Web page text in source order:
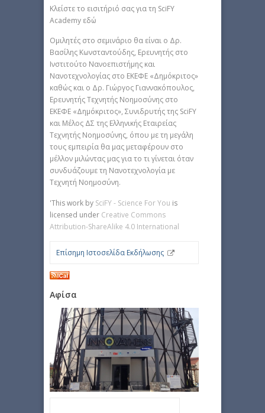
Κλείστε το εισιτήριό σας για τη SciFY
Academy εδώ
Ομιλητές στο σεμινάριο θα είναι ο Δρ.
Βασίλης Κωνσταντούδης, Ερευνητής στο
Ινστιτούτο Νανοεπιστήμης και
Νανοτεχνολογίας στο ΕΚΕΦΕ «Δημόκριτος»
καθώς και ο Δρ. Γιώργος Γιαννακόπουλος,
Ερευνητής Τεχνητής Νοημοσύνης στο
ΕΚΕΦΕ «Δημόκριτος», Συνιδρυτής της SciFY
και Μέλος ΔΣ της Ελληνικής Εταιρείας
Τεχνητής Νοημοσύνης, όπου με τη μεγάλη
τους εμπειρία θα μας μεταφέρουν στο
μέλλον μιλώντας μας για το τι γίνεται όταν
συνδυάζουμε τη Νανοτεχνολογία με
Τεχνητή Νοημοσύνη.
'This work by SciFY - Science For You is
licensed under Creative Commons
Attribution-ShareAlike 4.0 International
Επίσημη Ιστοσελίδα Εκδήλωσης
Αφίσα